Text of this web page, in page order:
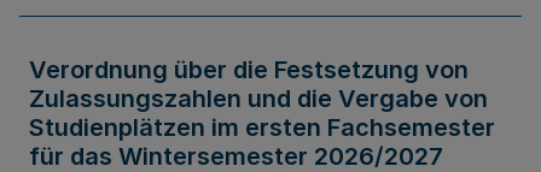
Verordnung über die Festsetzung von
Zulassungszahlen und die Vergabe von
Studienplätzen im ersten Fachsemester
für das Wintersemester 2026/2027